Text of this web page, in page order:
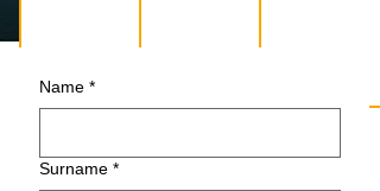
Name *
Surname *